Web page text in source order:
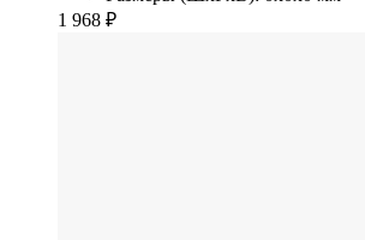
1 968 ₽